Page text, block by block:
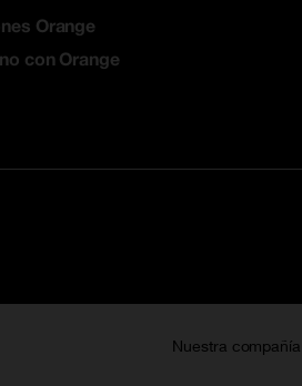
Orange
con Orange
Nuestra compañía